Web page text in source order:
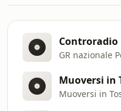
Controradio
GR nazionale
Muoversi in
Muoversi in